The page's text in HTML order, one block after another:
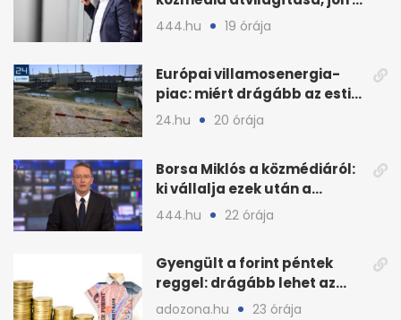
nyilvános véleményezés
444.hu 19 órája
Európai villamosenergia-
piac: miért drágább az esti
áram Magyarországon
24.hu 20 órája
Borsa Miklós a közmédiáról:
ki vállalja ezek után a
munkát?
444.hu 22 órája
Gyengült a forint péntek
reggel: drágább lehet az
euró és a dollár
adozona.hu 23 órája